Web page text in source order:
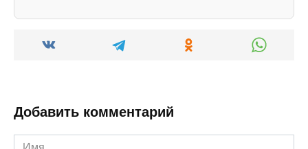
Добавить комментарий
Имя